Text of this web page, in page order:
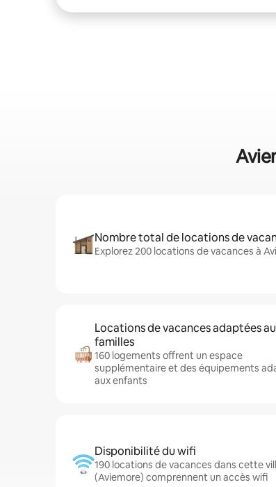
Nombre total de locations de
Explorez 200 locations de vacances à
Locations de vacances adaptées
familles
160 logements offrent un espace
supplémentaire et des équipements
aux enfants
Disponibilité du wifi
190 locations de vacances dans cette
(Aviemore) comprennent un accès wifi